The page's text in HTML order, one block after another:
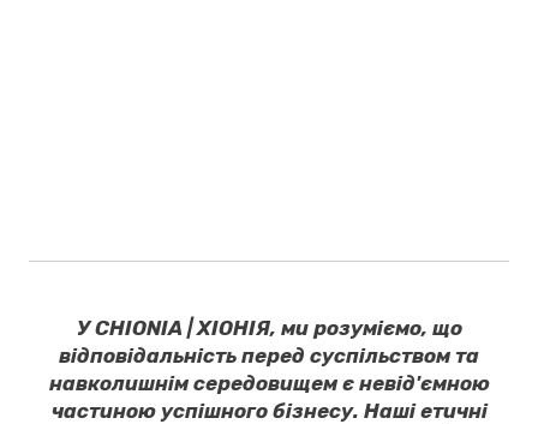
У CHIONIA | ХІОНІЯ, ми розуміємо, що
відповідальність перед суспільством та
навколишнім середовищем є невід'ємною
частиною успішного бізнесу. Наші етичні